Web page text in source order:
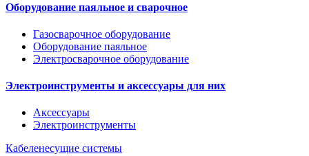
Оборудование паяльное и сварочное
Газосварочное оборудование
Оборудование паяльное
Электросварочное оборудование
Электроинструменты и аксессуары для них
Аксессуары
Электроинструменты
Кабеленесущие системы